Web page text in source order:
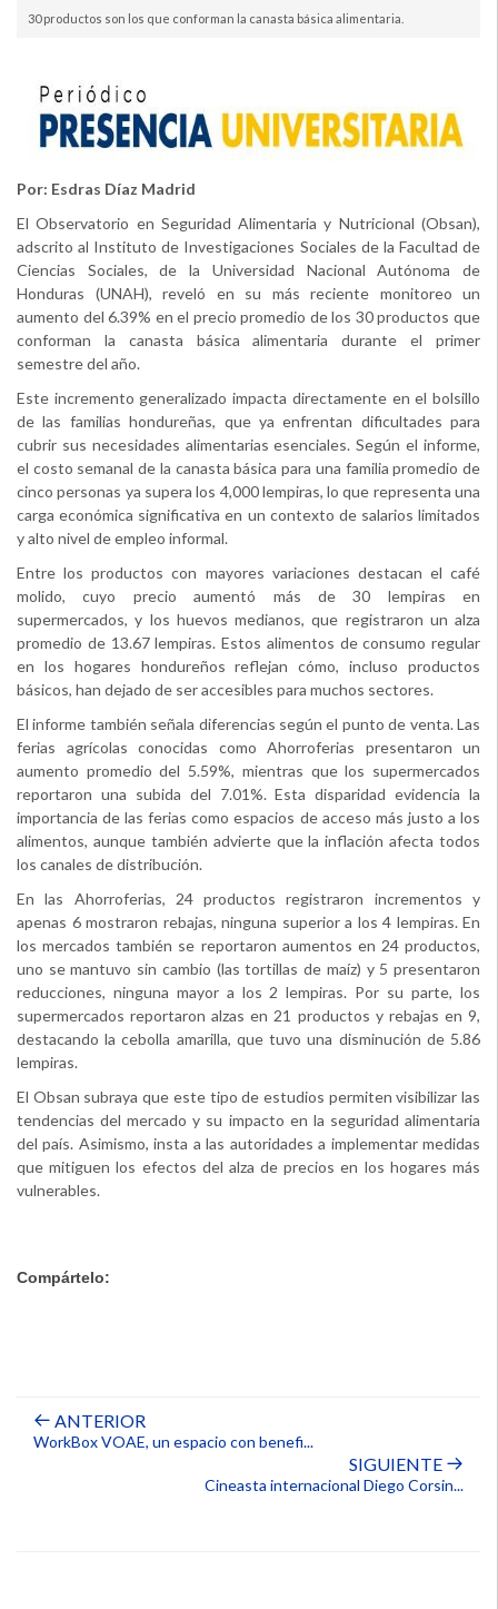
30 productos son los que conforman la canasta básica alimentaria.
Por: Esdras Díaz Madrid
El Observatorio en Seguridad Alimentaria y Nutricional (Obsan),
adscrito al Instituto de Investigaciones Sociales de la Facultad de
Ciencias Sociales, de la Universidad Nacional Autónoma de
Honduras (UNAH), reveló en su más reciente monitoreo un
aumento del 6.39% en el precio promedio de los 30 productos que
conforman la canasta básica alimentaria durante el primer
semestre del año.
Este incremento generalizado impacta directamente en el bolsillo
de las familias hondureñas, que ya enfrentan dificultades para
cubrir sus necesidades alimentarias esenciales. Según el informe,
el costo semanal de la canasta básica para una familia promedio de
cinco personas ya supera los 4,000 lempiras, lo que representa una
carga económica significativa en un contexto de salarios limitados
y alto nivel de empleo informal.
Entre los productos con mayores variaciones destacan el café
molido, cuyo precio aumentó más de 30 lempiras en
supermercados, y los huevos medianos, que registraron un alza
promedio de 13.67 lempiras. Estos alimentos de consumo regular
en los hogares hondureños reflejan cómo, incluso productos
básicos, han dejado de ser accesibles para muchos sectores.
El informe también señala diferencias según el punto de venta. Las
ferias agrícolas conocidas como Ahorroferias presentaron un
aumento promedio del 5.59%, mientras que los supermercados
reportaron una subida del 7.01%. Esta disparidad evidencia la
importancia de las ferias como espacios de acceso más justo a los
alimentos, aunque también advierte que la inflación afecta todos
los canales de distribución.
En las Ahorroferias, 24 productos registraron incrementos y
apenas 6 mostraron rebajas, ninguna superior a los 4 lempiras. En
los mercados también se reportaron aumentos en 24 productos,
uno se mantuvo sin cambio (las tortillas de maíz) y 5 presentaron
reducciones, ninguna mayor a los 2 lempiras. Por su parte, los
supermercados reportaron alzas en 21 productos y rebajas en 9,
destacando la cebolla amarilla, que tuvo una disminución de 5.86
lempiras.
El Obsan subraya que este tipo de estudios permiten visibilizar las
tendencias del mercado y su impacto en la seguridad alimentaria
del país. Asimismo, insta a las autoridades a implementar medidas
que mitiguen los efectos del alza de precios en los hogares más
vulnerables.
Compártelo:
ANTERIOR
WorkBox VOAE, un espacio con benefi...
SIGUIENTE
Cineasta internacional Diego Corsin...